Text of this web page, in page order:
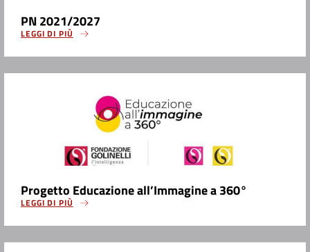
PN 2021/2027
LEGGI DI PIÙ
Progetto Educazione all’Immagine a 360°
LEGGI DI PIÙ